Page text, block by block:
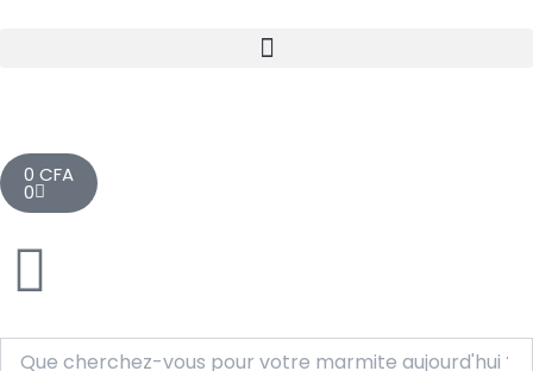
0 CFA
0
Cart
Recherche